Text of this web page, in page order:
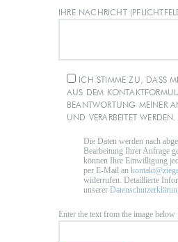
IHRE NACHRICHT
ICH STIMME ZU, DASS
AUS DEM
BEANTWORTUNG MEINER
UND VERARBEITET WERDEN.
Die Daten werden nach
Bearbeitung Ihrer Anfrage
können Ihre Einwilligung
per E-Mail an
widerrufen. Detaillierte
unserer
Enter the text from the image below